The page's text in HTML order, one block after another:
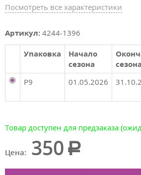
Посмотреть все характеристики
Артикул: 4244-1396
Упаковка
Начало
сезона
сезона
P9
01.05.2026
Товар доступен для предзаказа
Цена: 350